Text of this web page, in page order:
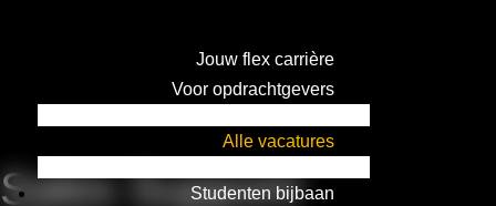
Jouw flex carrière
Voor opdrachtgevers
Alle vacatures
Studenten bijbaan
Sales Support/